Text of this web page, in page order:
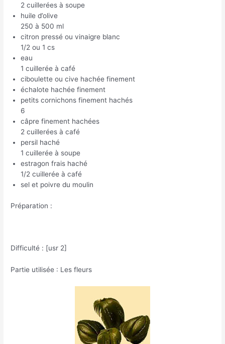
2 cuillerées à soupe
huile d’olive
250 à 500 ml
citron pressé ou vinaigre blanc
1/2 ou 1 cs
eau
1 cuillerée à café
ciboulette ou cive hachée finement
échalote hachée finement
petits cornichons finement hachés
6
câpre finement hachées
2 cuillerées à café
persil haché
1 cuillerée à soupe
estragon frais haché
1/2 cuillerée à café
sel et poivre du moulin
Préparation :
Difficulté : [usr 2]
Partie utilisée : Les fleurs